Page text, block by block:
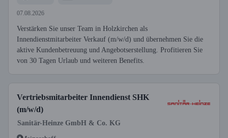
07.08.2026
Verstärken Sie unser Team in Holzkirchen als
Innendienstmitarbeiter Verkauf (m/w/d) und übernehmen Sie die
aktive Kundenbetreuung und Angebotserstellung. Profitieren Sie
von 30 Tagen Urlaub und weiteren Benefits.
Vertriebsmitarbeiter Innendienst SHK
(m/w/d)
Sanitär-Heinze GmbH & Co. KG